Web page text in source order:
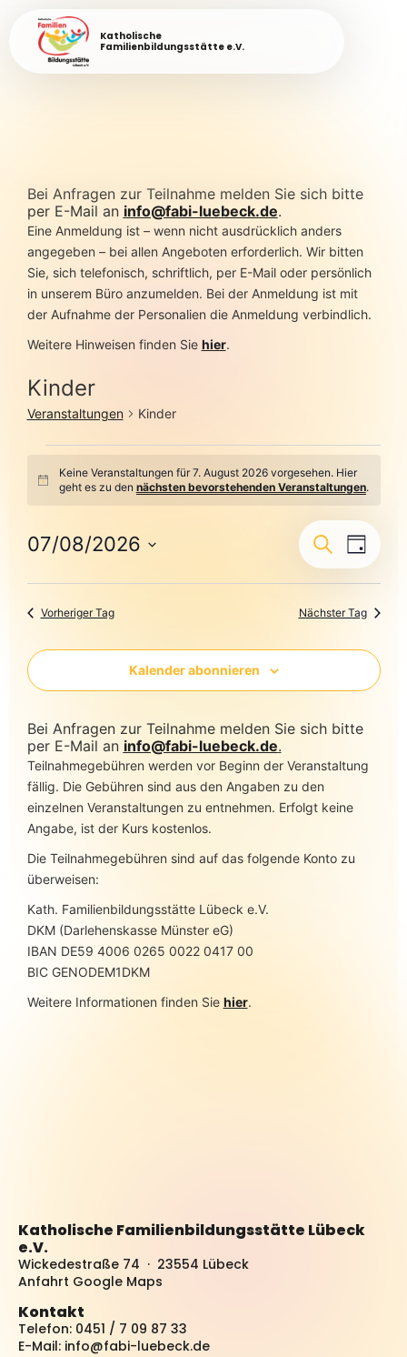
Katholische
Familienbildungsstätte e.V.
Bei Anfragen zur Teilnahme melden Sie sich bitte
per E-Mail an info@fabi-luebeck.de.
Eine Anmeldung ist – wenn nicht ausdrücklich anders
angegeben – bei allen Angeboten erforderlich. Wir bitten
Sie, sich telefonisch, schriftlich, per E-Mail oder persönlich
in unserem Büro anzumelden. Bei der Anmeldung ist mit
der Aufnahme der Personalien die Anmeldung verbindlich.
Weitere Hinweisen finden Sie hier.
Kinder
Veranstaltungen Kinder
Hinweis
Keine Veranstaltungen für 7. August 2026 vorgesehen. Hier
geht es zu den nächsten bevorstehenden Veranstaltungen.
Suche
SucheTag
07/08/2026
Vorheriger Tag Nächster Tag
Kalender abonnieren
Bei Anfragen zur Teilnahme melden Sie sich bitte
per E-Mail an info@fabi-luebeck.de.
Teilnahmegebühren werden vor Beginn der Veranstaltung
fällig. Die Gebühren sind aus den Angaben zu den
einzelnen Veranstaltungen zu entnehmen. Erfolgt keine
Angabe, ist der Kurs kostenlos.
Die Teilnahmegebühren sind auf das folgende Konto zu
überweisen:
Kath. Familienbildungsstätte Lübeck e.V.
DKM (Darlehenskasse Münster eG)
IBAN DE59 4006 0265 0022 0417 00
BIC GENODEM1DKM
Weitere Informationen finden Sie hier.
Katholische Familienbildungsstätte Lübeck
e.V.
Wickedestraße 74 · 23554 Lübeck
Anfahrt Google Maps
Kontakt
Telefon: 0451 / 7 09 87 33
E-Mail: info@fabi-luebeck.de